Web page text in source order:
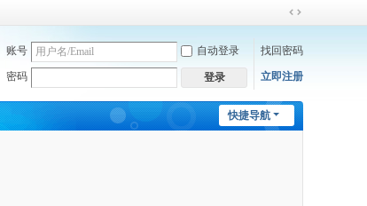
切
换
到
宽
账号 自动登录 找回密码
密码 登录 立即注册
快捷导航